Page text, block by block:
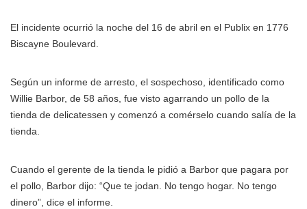
El incidente ocurrió la noche del 16 de abril en el Publix en 1776
Biscayne Boulevard.
Según un informe de arresto, el sospechoso, identificado como
Willie Barbor, de 58 años, fue visto agarrando un pollo de la
tienda de delicatessen y comenzó a comérselo cuando salía de la
tienda.
Cuando el gerente de la tienda le pidió a Barbor que pagara por
el pollo, Barbor dijo: “Que te jodan. No tengo hogar. No tengo
dinero”, dice el informe.